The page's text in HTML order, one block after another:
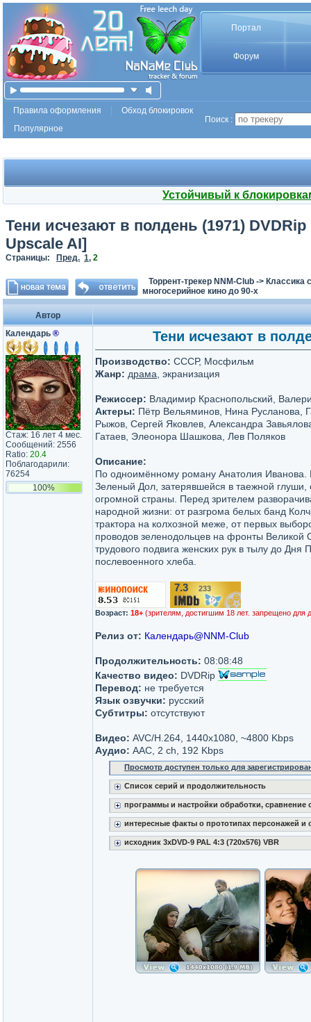
Портал
Форум
Правила оформления
Обход блокировок
Популярное
Поиск :
Устойчивый к
Тени исчезают в полдень (1971)
Upscale AI]
Страницы: Пред. 1, 2
Торрент-трекер NNM-Club -> Классика
многосерийное кино до 90-х
Автор
Календарь ®
Стаж: 16 лет 4 мес.
Сообщений: 2556
Ratio: 20.4
Поблагодарили:
76254
100%
Тени исчезают в
Производство: СССР, Мосфильм
Жанр: драма , экранизация
Режиссер: Владимир Краснопольский,
Актеры: Пётр Вельяминов, Нина Русланова,
Рыжов, Сергей Яковлев, Александра
Гатаев, Элеонора Шашкова, Лев Поляков
Описание:
По одноимённому роману Анатолия Иванова.
Зеленый Дол, затерявшейся в таежной глуши,
огромной страны. Перед зрителем
народной жизни: от разгрома белых банд
трактора на колхозной меже, от первых
проводов зеленодольцев на фронты Великой
трудового подвига женских рук в тылу до Дня
послевоенного хлеба.
7.3 233
Возраст: 18+ (зрителям, достигшим 18 лет. запрещено для
Релиз от: Календарь@NNM-Club
Продолжительность: 08:08:48
Качество видео: DVDRip
Перевод: не требуется
Язык озвучки: русский
Субтитры: отсутствуют
Видео: AVC/H.264, 1440x1080, ~4800 Kbps
Аудио: AAC, 2 ch, 192 Kbps
Просмотр доступен только для
Список серий и продолжительность
программы и настройки обработки, сравнение
интересные факты о прототипах персонажей
исходник 3xDVD-9 PAL 4:3 (720x576) VBR